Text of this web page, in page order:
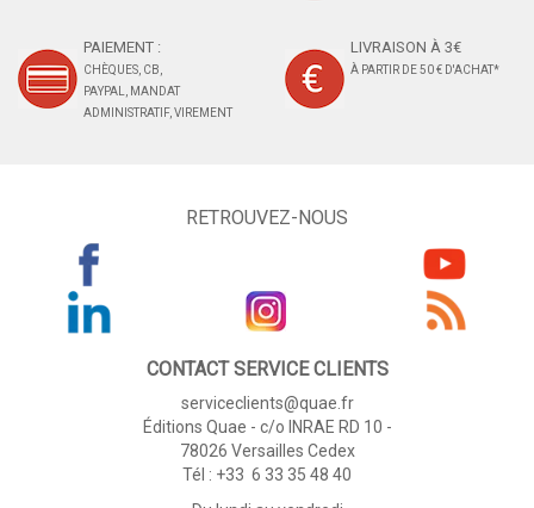
PAIEMENT :
CHÈQUES, CB,
PAYPAL, MANDAT
ADMINISTRATIF, VIREMENT
LIVRAISON À 3€
À PARTIR DE 50 € D'ACHAT*
RETROUVEZ-NOUS
CONTACT SERVICE CLIENTS
serviceclients@quae.fr
Éditions Quae - c/o INRAE RD 10 -
78026 Versailles Cedex
Tél : +33 6 33 35 48 40